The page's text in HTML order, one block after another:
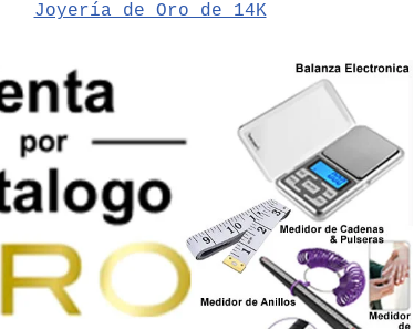
Joyería de Oro de 14K